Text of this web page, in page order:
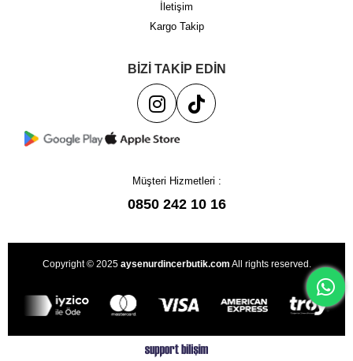
İletişim
Kargo Takip
BİZİ TAKİP EDİN
Müşteri Hizmetleri :
0850 242 10 16
Copyright © 2025 aysenurdincerbutik.com All rights reserved.